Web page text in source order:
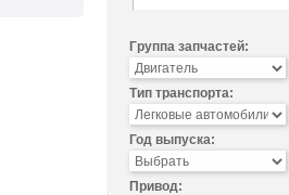
Группа запчастей:
Тип транспорта:
Год выпуска:
Привод: